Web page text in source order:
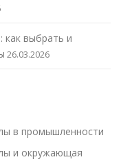
как выбрать и
26.03.2026
в промышленности
и окружающая